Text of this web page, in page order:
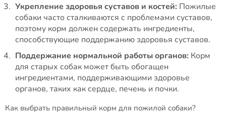
Укрепление здоровья суставов и костей: Пожилые
собаки часто сталкиваются с проблемами суставов,
поэтому корм должен содержать ингредиенты,
способствующие поддержанию здоровья суставов.
Поддержание нормальной работы органов: Корм
для старых собак может быть обогащен
ингредиентами, поддерживающими здоровье
органов, таких как сердце, печень и почки.
Как выбрать правильный корм для пожилой собаки?